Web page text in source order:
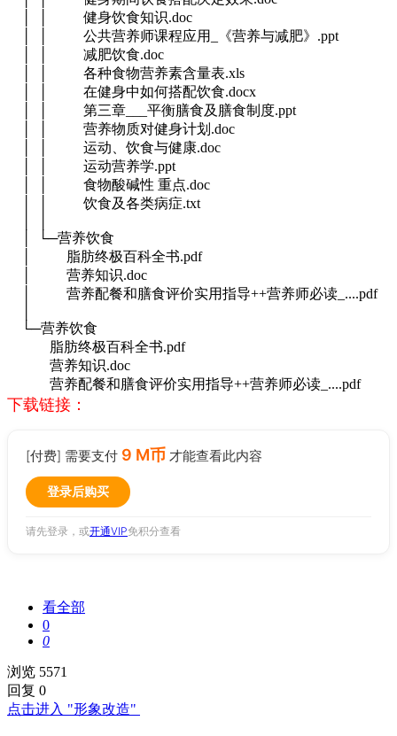
│ │ 健身饮食知识.doc
│ │ 公共营养师课程应用_《营养与减肥》.ppt
│ │ 减肥饮食.doc
│ │ 各种食物营养素含量表.xls
│ │ 在健身中如何搭配饮食.docx
│ │ 第三章___平衡膳食及膳食制度.ppt
│ │ 营养物质对健身计划.doc
│ │ 运动、饮食与健康.doc
│ │ 运动营养学.ppt
│ │ 食物酸碱性 重点.doc
│ │ 饮食及各类病症.txt
│ └─营养饮食
│ 脂肪终极百科全书.pdf
│ 营养知识.doc
│ 营养配餐和膳食评价实用指导++营养师必读_....pdf
└─营养饮食
脂肪终极百科全书.pdf
营养知识.doc
营养配餐和膳食评价实用指导++营养师必读_....pdf
下载链接：
[付费] 需要支付 9 M币 才能查看此内容
登录后购买
请先登录，或开通VIP免积分查看
看全部
0
0
浏览 5571
回复 0
点击进入 "形象改造"